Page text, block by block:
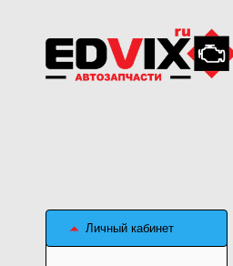
Личный кабинет